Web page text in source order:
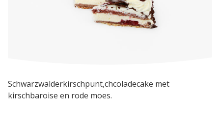
Schwarzwalderkirschpunt,chcoladecake met
kirschbaroise en rode moes.